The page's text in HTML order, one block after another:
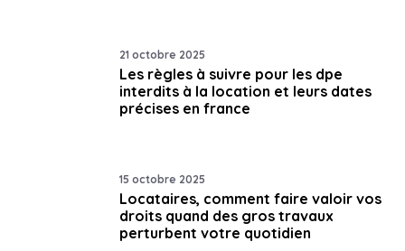
21 octobre 2025
Les règles à suivre pour les dpe
interdits à la location et leurs dates
précises en france
15 octobre 2025
Locataires, comment faire valoir vos
droits quand des gros travaux
perturbent votre quotidien